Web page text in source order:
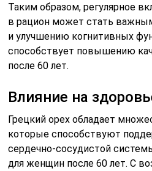
Таким образом, регулярное
в рацион может стать
и улучшению когнитивных
способствует повышению
после 60 лет.
Влияние на
Грецкий орех обладает
которые способствуют
сердечно-сосудистой
для женщин после 60 лет. С